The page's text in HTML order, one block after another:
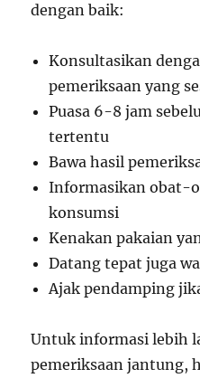
dengan baik:
Konsultasikan
pemeriksaan yang
Puasa 6-8 jam
tertentu
Bawa hasil
Informasikan obat-
konsumsi
Kenakan pakaian
Datang tepat juga
Ajak pendamping
Untuk informasi lebih
pemeriksaan jantung,